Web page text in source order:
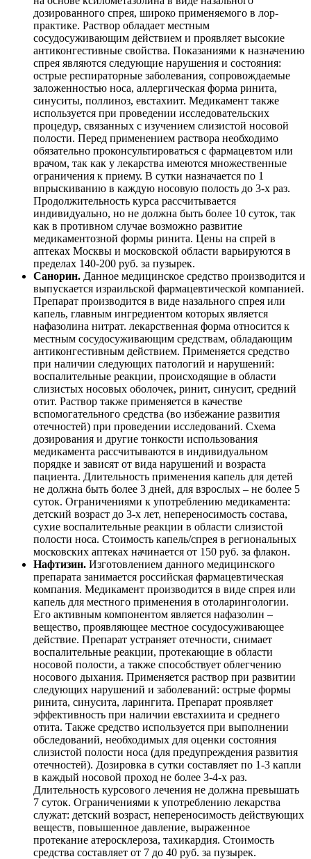
дозированного спрея, широко применяемого в лор-
практике. Раствор обладает местным
сосудосуживающим действием и проявляет высокие
антиконгестивные свойства. Показаниями к назначению
спрея являются следующие нарушения и состояния:
острые респираторные заболевания, сопровождаемые
заложенностью носа, аллергическая форма ринита,
синуситы, поллиноз, евстахиит. Медикамент также
используется при проведении исследовательских
процедур, связанных с изучением слизистой носовой
полости. Перед применением раствора необходимо
обязательно проконсультироваться с фармацевтом или
врачом, так как у лекарства имеются множественные
ограничения к приему. В сутки назначается по 1
впрыскиванию в каждую носовую полость до 3-х раз.
Продолжительность курса рассчитывается
индивидуально, но не должна быть более 10 суток, так
как в противном случае возможно развитие
медикаментозной формы ринита. Цены на спрей в
аптеках Москвы и московской области варьируются в
пределах 140-200 руб. за пузырек.
Санорин. Данное медицинское средство производится и
выпускается израильской фармацевтической компанией.
Препарат производится в виде назального спрея или
капель, главным ингредиентом которых является
нафазолина нитрат. лекарственная форма относится к
местным сосудосуживающим средствам, обладающим
антиконгестивным действием. Применяется средство
при наличии следующих патологий и нарушений:
воспалительные реакции, происходящие в области
слизистых носовых оболочек, ринит, синусит, средний
отит. Раствор также применяется в качестве
вспомогательного средства (во избежание развития
отечностей) при проведении исследований. Схема
дозирования и другие тонкости использования
медикамента рассчитываются в индивидуальном
порядке и зависят от вида нарушений и возраста
пациента. Длительность применения капель для детей
не должна быть более 3 дней, для взрослых – не более 5
суток. Ограничениями к употреблению медикамента:
детский возраст до 3-х лет, непереносимость состава,
сухие воспалительные реакции в области слизистой
полости носа. Стоимость капель/спрея в региональных
московских аптеках начинается от 150 руб. за флакон.
Нафтизин. Изготовлением данного медицинского
препарата занимается российская фармацевтическая
компания. Медикамент производится в виде спрея или
капель для местного применения в отоларингологии.
Его активным компонентом является нафазолин –
вещество, проявляющее местное сосудосуживающее
действие. Препарат устраняет отечности, снимает
воспалительные реакции, протекающие в области
носовой полости, а также способствует облегчению
носового дыхания. Применяется раствор при развитии
следующих нарушений и заболеваний: острые формы
ринита, синусита, ларингита. Препарат проявляет
эффективность при наличии евстахиита и среднего
отита. Также средство используется при выполнении
обследований, необходимых для оценки состояния
слизистой полости носа (для предупреждения развития
отечностей). Дозировка в сутки составляет по 1-3 капли
в каждый носовой проход не более 3-4-х раз.
Длительность курсового лечения не должна превышать
7 суток. Ограничениями к употреблению лекарства
служат: детский возраст, непереносимость действующих
веществ, повышенное давление, выраженное
протекание атеросклероза, тахикардия. Стоимость
средства составляет от 7 до 40 руб. за пузырек.